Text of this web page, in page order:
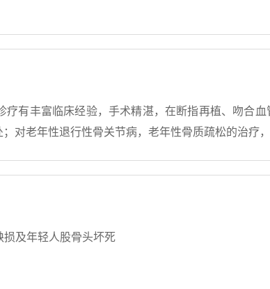
有丰富临床经验，手术精湛，在断指再植、吻合
对老年性退行性骨关节病，老年性骨质疏松的治疗
损及年轻人股骨头坏死